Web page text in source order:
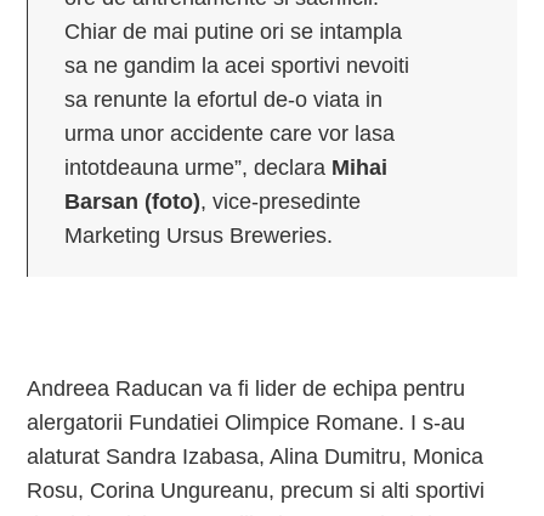
Chiar de mai putine ori se intampla
sa ne gandim la acei sportivi nevoiti
sa renunte la efortul de-o viata in
urma unor accidente care vor lasa
intotdeauna urme”, declara Mihai
Barsan (foto), vice-presedinte
Marketing Ursus Breweries.
Andreea Raducan va fi lider de echipa pentru
alergatorii Fundatiei Olimpice Romane. I s-au
alaturat Sandra Izabasa, Alina Dumitru, Monica
Rosu, Corina Ungureanu, precum si alti sportivi